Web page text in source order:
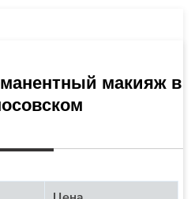
макияж в